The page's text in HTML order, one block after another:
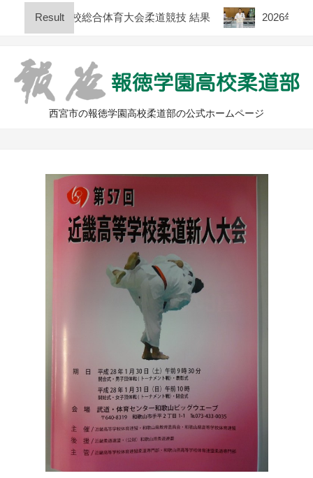
Result
等学校総合体育大会柔道競技 結果 2026年度 全日本
西宮市の報徳学園高校柔道部の公式ホームページ